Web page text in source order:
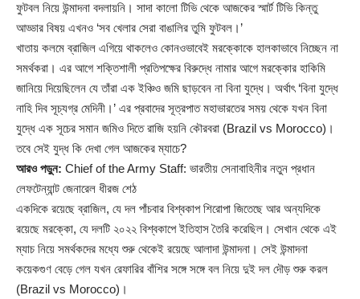
ফুটবল নিয়ে উন্মাদনা বদলায়নি। সাদা কালো টিভি থেকে আজকের স্মার্ট টিভি কিন্তু
আড্ডার বিষয় এখনও ‘সব খেলার সেরা বাঙালির তুমি ফুটবল।’
খাতায় কলমে ব্রাজিল এগিয়ে থাকলেও কোনওভাবেই মরক্কোকে হালকাভাবে নিচ্ছেন না
সমর্থকরা। এর আগে শক্তিশালী প্রতিপক্ষের বিরুদ্ধে নামার আগে মরক্কোর হাকিমি
জানিয়ে দিয়েছিলেন যে তাঁরা এক ইঞ্চিও জমি ছাড়বেন না বিনা যুদ্ধে। অর্থাৎ ‘বিনা যুদ্ধে
নাহি দিব সূচ্যগ্র মেদিনী।’ এর প্রবাদের সূত্রপাত মহাভারতের সময় থেকে যখন বিনা
যুদ্ধে এক সূচের সমান জমিও দিতে রাজি হয়নি কৌরবরা (Brazil vs Morocco)।
তবে সেই যুদ্ধ কি দেখা গেল আজকের ম্যাচে?
আরও পড়ুন: Chief of the Army Staff: ভারতীয় সেনাবাহিনীর নতুন প্রধান
লেফটেন্যান্ট জেনারেল ধীরজ শেঠ
একদিকে রয়েছে ব্রাজিল, যে দল পাঁচবার বিশ্বকাপ শিরোপা জিতেছে আর অন্যদিকে
রয়েছে মরক্কো, যে দলটি ২০২২ বিশ্বকাপে ইতিহাস তৈরি করেছিল। সেখান থেকে এই
ম্যাচ নিয়ে সমর্থকদের মধ্যে শুরু থেকেই রয়েছে আলাদা উন্মাদনা। সেই উন্মাদনা
কয়েকগুণ বেড়ে গেল যখন রেফারির বাঁশির সঙ্গে সঙ্গে বল নিয়ে দুই দল দৌড় শুরু করল
(Brazil vs Morocco)।